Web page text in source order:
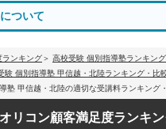
ついて
ランキング
高校受験 個別指導塾ランキン
験 個別指導塾 甲信越・北陸ランキング・比
塾 甲信越・北陸の適切な受講料ランキング
オリコン顧客満足度ランキ